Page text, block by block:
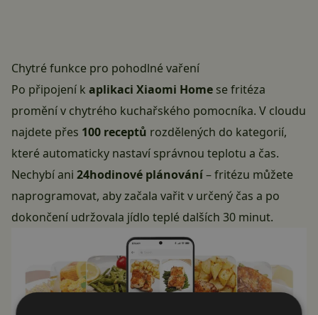
Chytré funkce pro pohodlné vaření
Po připojení k aplikaci Xiaomi Home se fritéza
promění v chytrého kuchařského pomocníka. V cloudu
najdete přes 100 receptů rozdělených do kategorií,
které automaticky nastaví správnou teplotu a čas.
Nechybí ani 24hodinové plánování– fritézu můžete
naprogramovat, aby začala vařit v určený čas a po
dokončení udržovala jídlo teplé dalších 30 minut.